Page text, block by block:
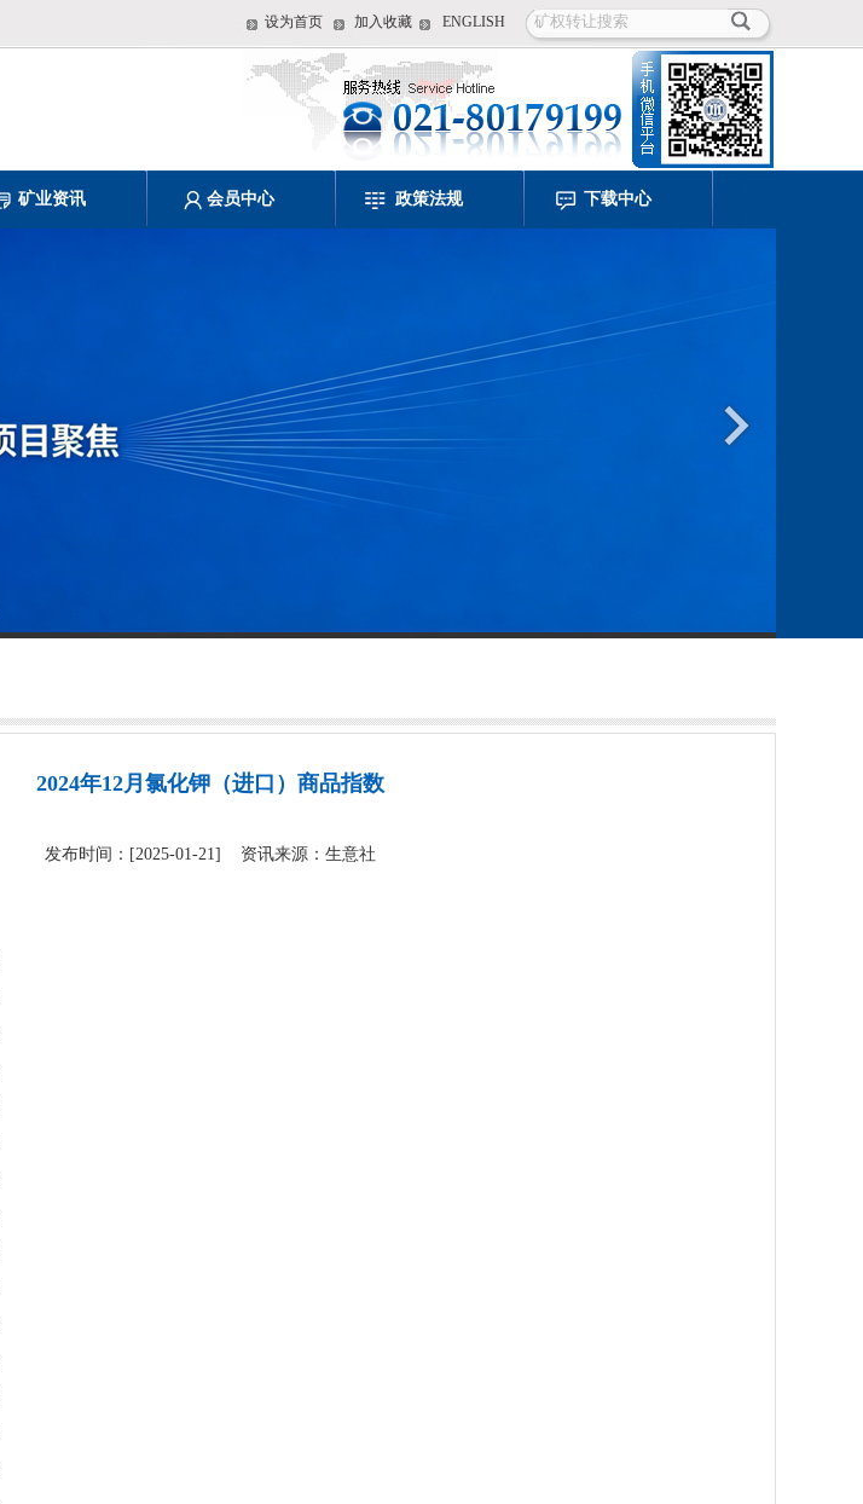
设为首页 加入收藏 ENGLISH
矿业资讯 会员中心 政策法规 下载中心
2024年12月氯化钾（进口）商品指数
发布时间：[2025-01-21] 资讯来源：生意社